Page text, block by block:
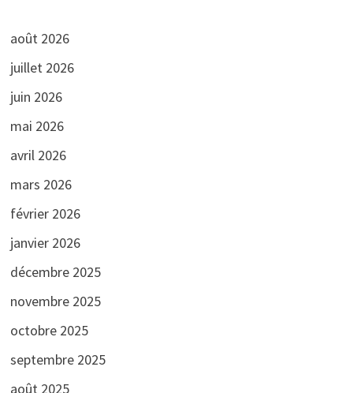
août 2026
juillet 2026
juin 2026
mai 2026
avril 2026
mars 2026
février 2026
janvier 2026
décembre 2025
novembre 2025
octobre 2025
septembre 2025
août 2025